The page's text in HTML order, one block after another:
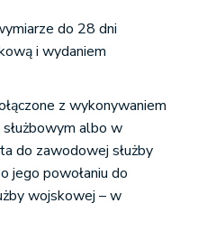
do 28 dni
i wydaniem
z wykonywaniem
albo w
do zawodowej służby
jego powołaniu do
wojskowej – w